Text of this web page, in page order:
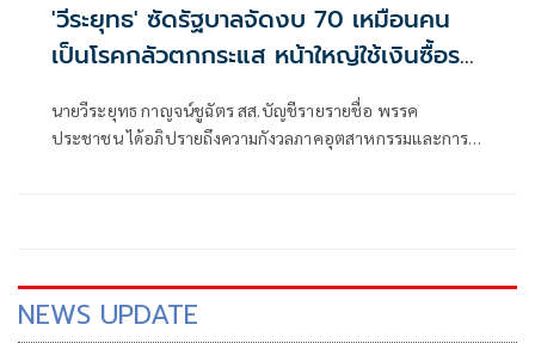
'วีระยุทธ' ซัดรัฐบาลจัดงบ 70 เหมือนคน
เป็นโรคกลัวตกกระแส หน้าใหญ่ใช้เงินซื้อรถ
แต่ไม่สร้างอุตสาหกรรมในประเทศ
นายวีระยุทธ กาญจน์ชูฉัตร สส.บัญชีรายรายชื่อ พรรค
ประชาชน ได้อภิปรายถึงความกังวลภาคอุตสาหกรรมและการ
NEWS UPDATE